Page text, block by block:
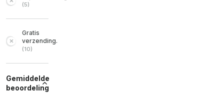
(5)
Gratis
verzending.
(10)
Gemiddelde
beoordeling